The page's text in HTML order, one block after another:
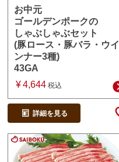
お中元
ゴールデンポークの
しゃぶしゃぶセット
(豚ロース・豚バラ・ウイ
ンナー3種)
43GA
¥ 4,644 税込
詳細を見る